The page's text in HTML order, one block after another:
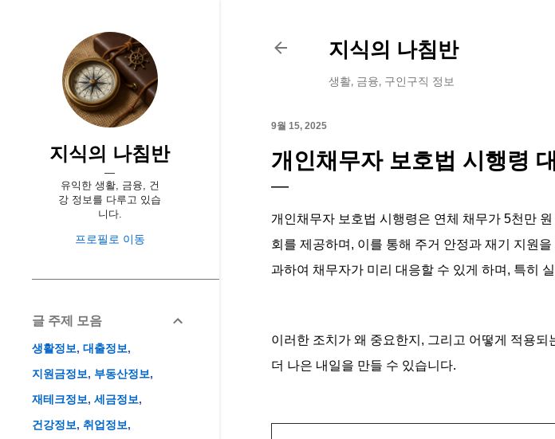
지식의 나침반
생활, 금융, 구인구직 정보
9월 15, 2025
개인채무자 보호법 시행령
개인채무자 보호법 시행령은 연체 채무가 5천만
회를 제공하며, 이를 통해 주거 안정과 재기 지원
과하여 채무자가 미리 대응할 수 있게 하며, 특히
이러한 조치가 왜 중요한지, 그리고 어떻게 적용
더 나은 내일을 만들 수 있습니다.
지식의 나침반
유익한 생활, 금융, 건
강 정보를 다루고 있습
니다.
프로필로 이동
글 주제 모음
생활정보
대출정보
지원금정보
부동산정보
재테크정보
세금정보
건강정보
취업정보